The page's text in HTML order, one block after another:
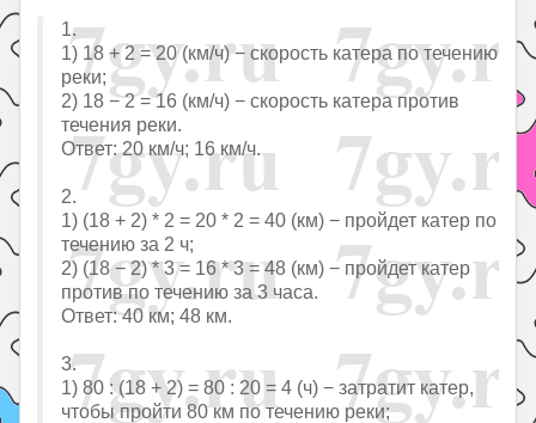
1.
1) 18 + 2 = 20 (км/ч) − скорость катера по течению
реки;
2) 18 − 2 = 16 (км/ч) − скорость катера против
течения реки.
Ответ: 20 км/ч; 16 км/ч.
2.
1) (18 + 2) * 2 = 20 * 2 = 40 (км) − пройдет катер по
течению за 2 ч;
2) (18 − 2) * 3 = 16 * 3 = 48 (км) − пройдет катер
против по течению за 3 часа.
Ответ: 40 км; 48 км.
3.
1) 80 : (18 + 2) = 80 : 20 = 4 (ч) − затратит катер,
чтобы пройти 80 км по течению реки;